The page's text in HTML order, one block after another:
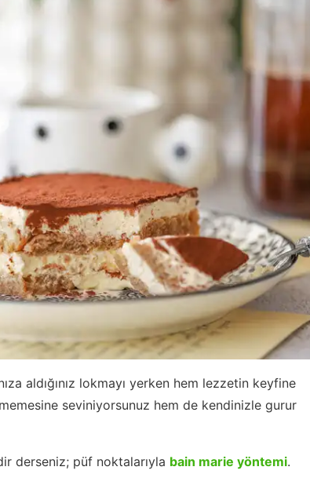
aldığınız lokmayı yerken hem lezzetin keyfine
seviniyorsunuz hem de kendinizle gurur
derseniz; püf noktalarıyla bain marie yöntemi.